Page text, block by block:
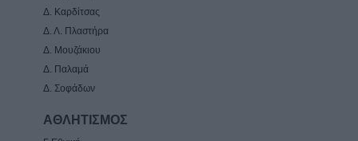
Δ. Καρδίτσας
Δ. Λ. Πλαστήρα
Δ. Μουζάκιου
Δ. Παλαμά
Δ. Σοφάδων
ΑΘΛΗΤΙΣΜΟΣ